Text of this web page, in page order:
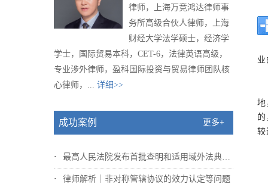
律师，上海万竞鸿达律师事
务所高级合伙人律师，上海
财经大学法学硕士，经济学
学士，国际贸易本科，CET-6，法律英语高级，
专业涉外律师，盈科国际投资与贸易律师团队核
心律师，... 详细>>
成功案例 更多+
最高人民法院发布首批查明和适用域外法典型...
律师解析｜非对称管辖协议的效力认定等问题
业
地
较